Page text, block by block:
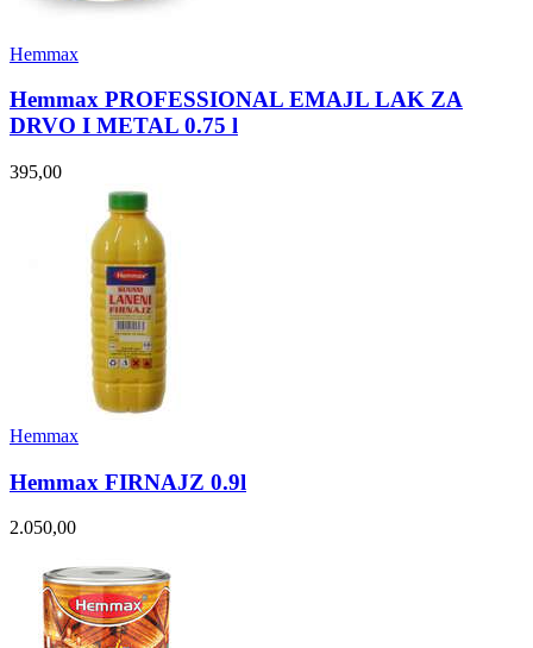
Hemmax
Hemmax PROFESSIONAL EMAJL LAK ZA
DRVO I METAL 0.75 l
395,00
Hemmax
Hemmax FIRNAJZ 0.9l
2.050,00